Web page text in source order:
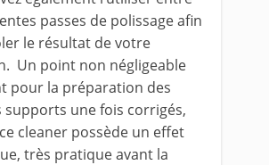
passes de polissage afin
le résultat de votre
Un point non négligeable
pour la préparation des
une fois corrigés,
cleaner possède un effet
très pratique avant la